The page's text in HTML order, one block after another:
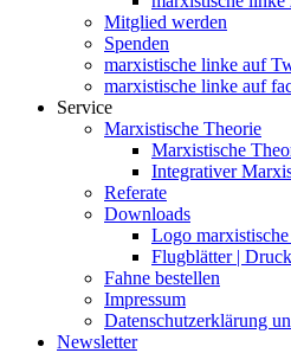
Mitglied werden
Spenden
marxistische linke auf
marxistische linke auf
Service
Marxistische Theorie
Marxistische
Integrativer
Referate
Downloads
Logo
Flugblätter |
Fahne bestellen
Impressum
Datenschutzerklärung
Newsletter